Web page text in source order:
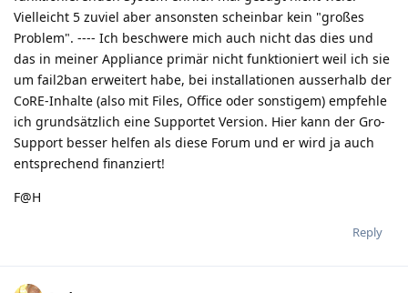
Vielleicht 5 zuviel aber ansonsten scheinbar kein "großes
Problem". ---- Ich beschwere mich auch nicht das dies und
das in meiner Appliance primär nicht funktioniert weil ich sie
um fail2ban erweitert habe, bei installationen ausserhalb der
CoRE-Inhalte (also mit Files, Office oder sonstigem) empfehle
ich grundsätzlich eine Supportet Version. Hier kann der Gro-
Support besser helfen als diese Forum und er wird ja auch
entsprechend finanziert!
F@H
Reply